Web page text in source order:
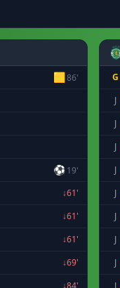
🟨86'
⚽ 19'
↓61'
↓61'
↓61'
↓69'
↓84'
G
J
J
J
J
J
J
J
J
J